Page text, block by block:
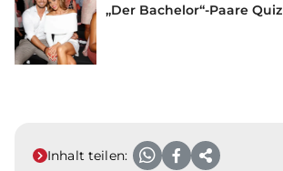
„Der Bachelor“-Paare Quiz
Inhalt teilen: